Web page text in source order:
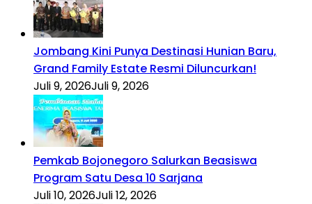
Jombang Kini Punya Destinasi Hunian Baru,
Grand Family Estate Resmi Diluncurkan!
Juli 9, 2026Juli 9, 2026
Pemkab Bojonegoro Salurkan Beasiswa
Program Satu Desa 10 Sarjana
Juli 10, 2026Juli 12, 2026